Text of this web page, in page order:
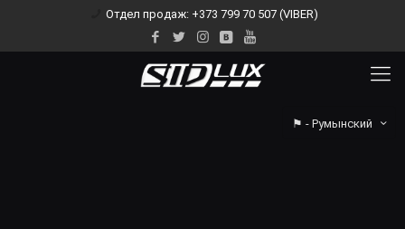
Отдел продаж: +373 799 70 507 (VIBER)
⚑ - Румынский